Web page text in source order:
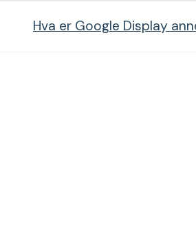
Hva er Google Display